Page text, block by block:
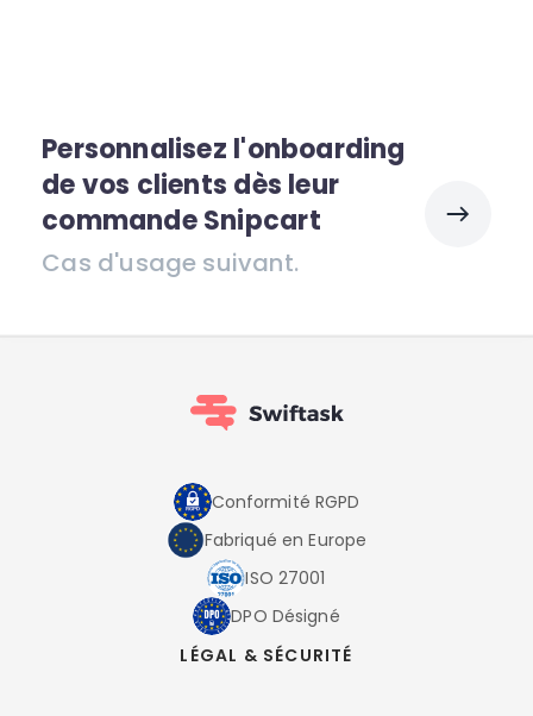
Personnalisez l'onboarding
de vos clients dès leur
commande Snipcart
Cas d'usage suivant.
Conformité RGPD
Fabriqué en Europe
ISO 27001
DPO Désigné
LÉGAL & SÉCURITÉ